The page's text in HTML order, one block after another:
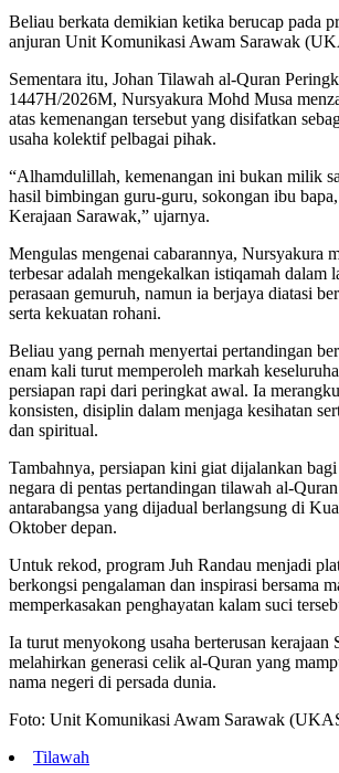
Beliau berkata demikian ketika berucap pada
anjuran Unit Komunikasi Awam Sarawak
Sementara itu, Johan Tilawah al-Quran
1447H/2026M, Nursyakura Mohd Musa
atas kemenangan tersebut yang disifatkan
usaha kolektif pelbagai pihak.
“Alhamdulillah, kemenangan ini bukan milik
hasil bimbingan guru-guru, sokongan ibu
Kerajaan Sarawak,” ujarnya.
Mengulas mengenai cabarannya, Nursyakura
terbesar adalah mengekalkan istiqamah dalam
perasaan gemuruh, namun ia berjaya diatasi
serta kekuatan rohani.
Beliau yang pernah menyertai pertandingan
enam kali turut memperoleh markah
persiapan rapi dari peringkat awal. Ia
konsisten, disiplin dalam menjaga kesihatan
dan spiritual.
Tambahnya, persiapan kini giat dijalankan
negara di pentas pertandingan tilawah al-
antarabangsa yang dijadual berlangsung di
Oktober depan.
Untuk rekod, program Juh Randau menjadi
berkongsi pengalaman dan inspirasi bersama
memperkasakan penghayatan kalam suci
Ia turut menyokong usaha berterusan kerajaan
melahirkan generasi celik al-Quran yang
nama negeri di persada dunia.
Foto: Unit Komunikasi Awam Sarawak
Tilawah